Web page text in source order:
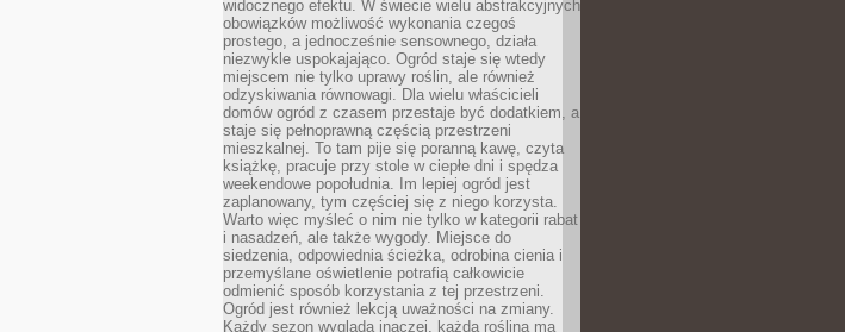
widocznego efektu. W świecie wielu abstrakcyjnych
obowiązków możliwość wykonania czegoś
prostego, a jednocześnie sensownego, działa
niezwykle uspokajająco. Ogród staje się wtedy
miejscem nie tylko uprawy roślin, ale również
odzyskiwania równowagi. Dla wielu właścicieli
domów ogród z czasem przestaje być dodatkiem, a
staje się pełnoprawną częścią przestrzeni
mieszkalnej. To tam pije się poranną kawę, czyta
książkę, pracuje przy stole w ciepłe dni i spędza
weekendowe popołudnia. Im lepiej ogród jest
zaplanowany, tym częściej się z niego korzysta.
Warto więc myśleć o nim nie tylko w kategorii rabat
i nasadzeń, ale także wygody. Miejsce do
siedzenia, odpowiednia ścieżka, odrobina cienia i
przemyślane oświetlenie potrafią całkowicie
odmienić sposób korzystania z tej przestrzeni.
Ogród jest również lekcją uważności na zmiany.
Każdy sezon wygląda inaczej, każda roślina ma